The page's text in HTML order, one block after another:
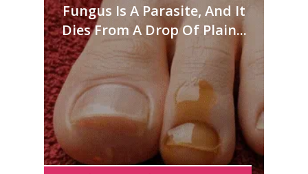
Fungus Is A Parasite, And It
Dies From A Drop Of Plain...